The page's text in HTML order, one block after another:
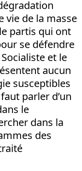
vie de la masse
partis qui ont
se défendre
et le
aucun
susceptibles
parler d’un
le
dans la
des